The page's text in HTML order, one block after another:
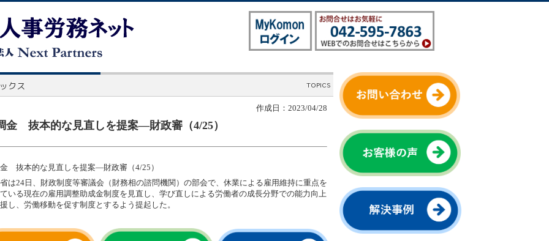
作成日：2023/04/28
金 抜本的な見直しを提案―財政審（4/25）
抜本的な見直しを提案―財政審（4/25）
は24日、財政制度等審議会（財務相の諮問機関）の部会で、休業による雇用維持に重点を
いる現在の雇用調整助成金制度を見直し、学び直しによる労働者の成長分野での能力向上
し、労働移動を促す制度とするよう提起した。